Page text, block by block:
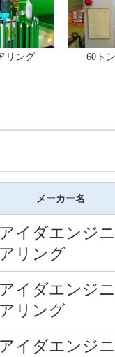
リング
60ト
メーカー名
アイダエンジニ
アリング
アイダエンジニ
アリング
アイダエンジニ